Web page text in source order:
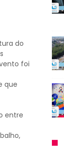
do
foi
que
entre